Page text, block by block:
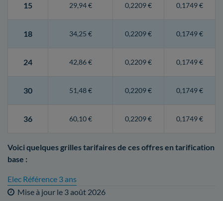
15 29,94 € 0,2209 € 0,1749 €
18 34,25 € 0,2209 € 0,1749 €
24 42,86 € 0,2209 € 0,1749 €
30 51,48 € 0,2209 € 0,1749 €
36 60,10 € 0,2209 € 0,1749 €
Voici quelques grilles tarifaires de ces offres en tarification
base :
Elec Référence 3 ans
Mise à jour le 3 août 2026